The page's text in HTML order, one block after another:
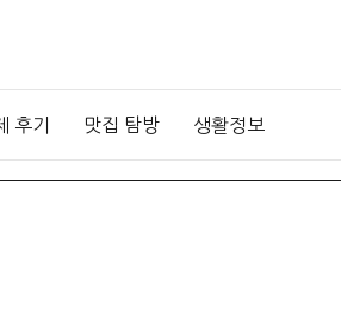
후기 맛집 탐방 생활정보